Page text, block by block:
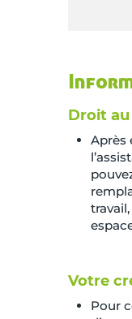
Droit
Après
Votre
Pour